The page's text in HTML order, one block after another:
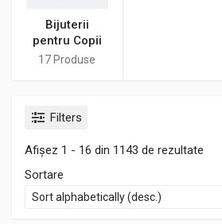
Bijuterii
pentru Copii
17 Produse
Filters
Afișez 1 - 16 din 1143 de rezultate
Sortare